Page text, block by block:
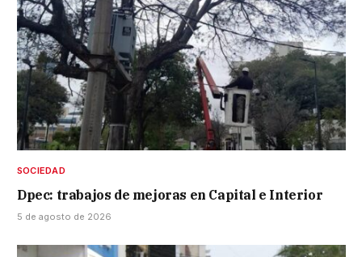
SOCIEDAD
Dpec: trabajos de mejoras en Capital e Interior
5 de agosto de 2026